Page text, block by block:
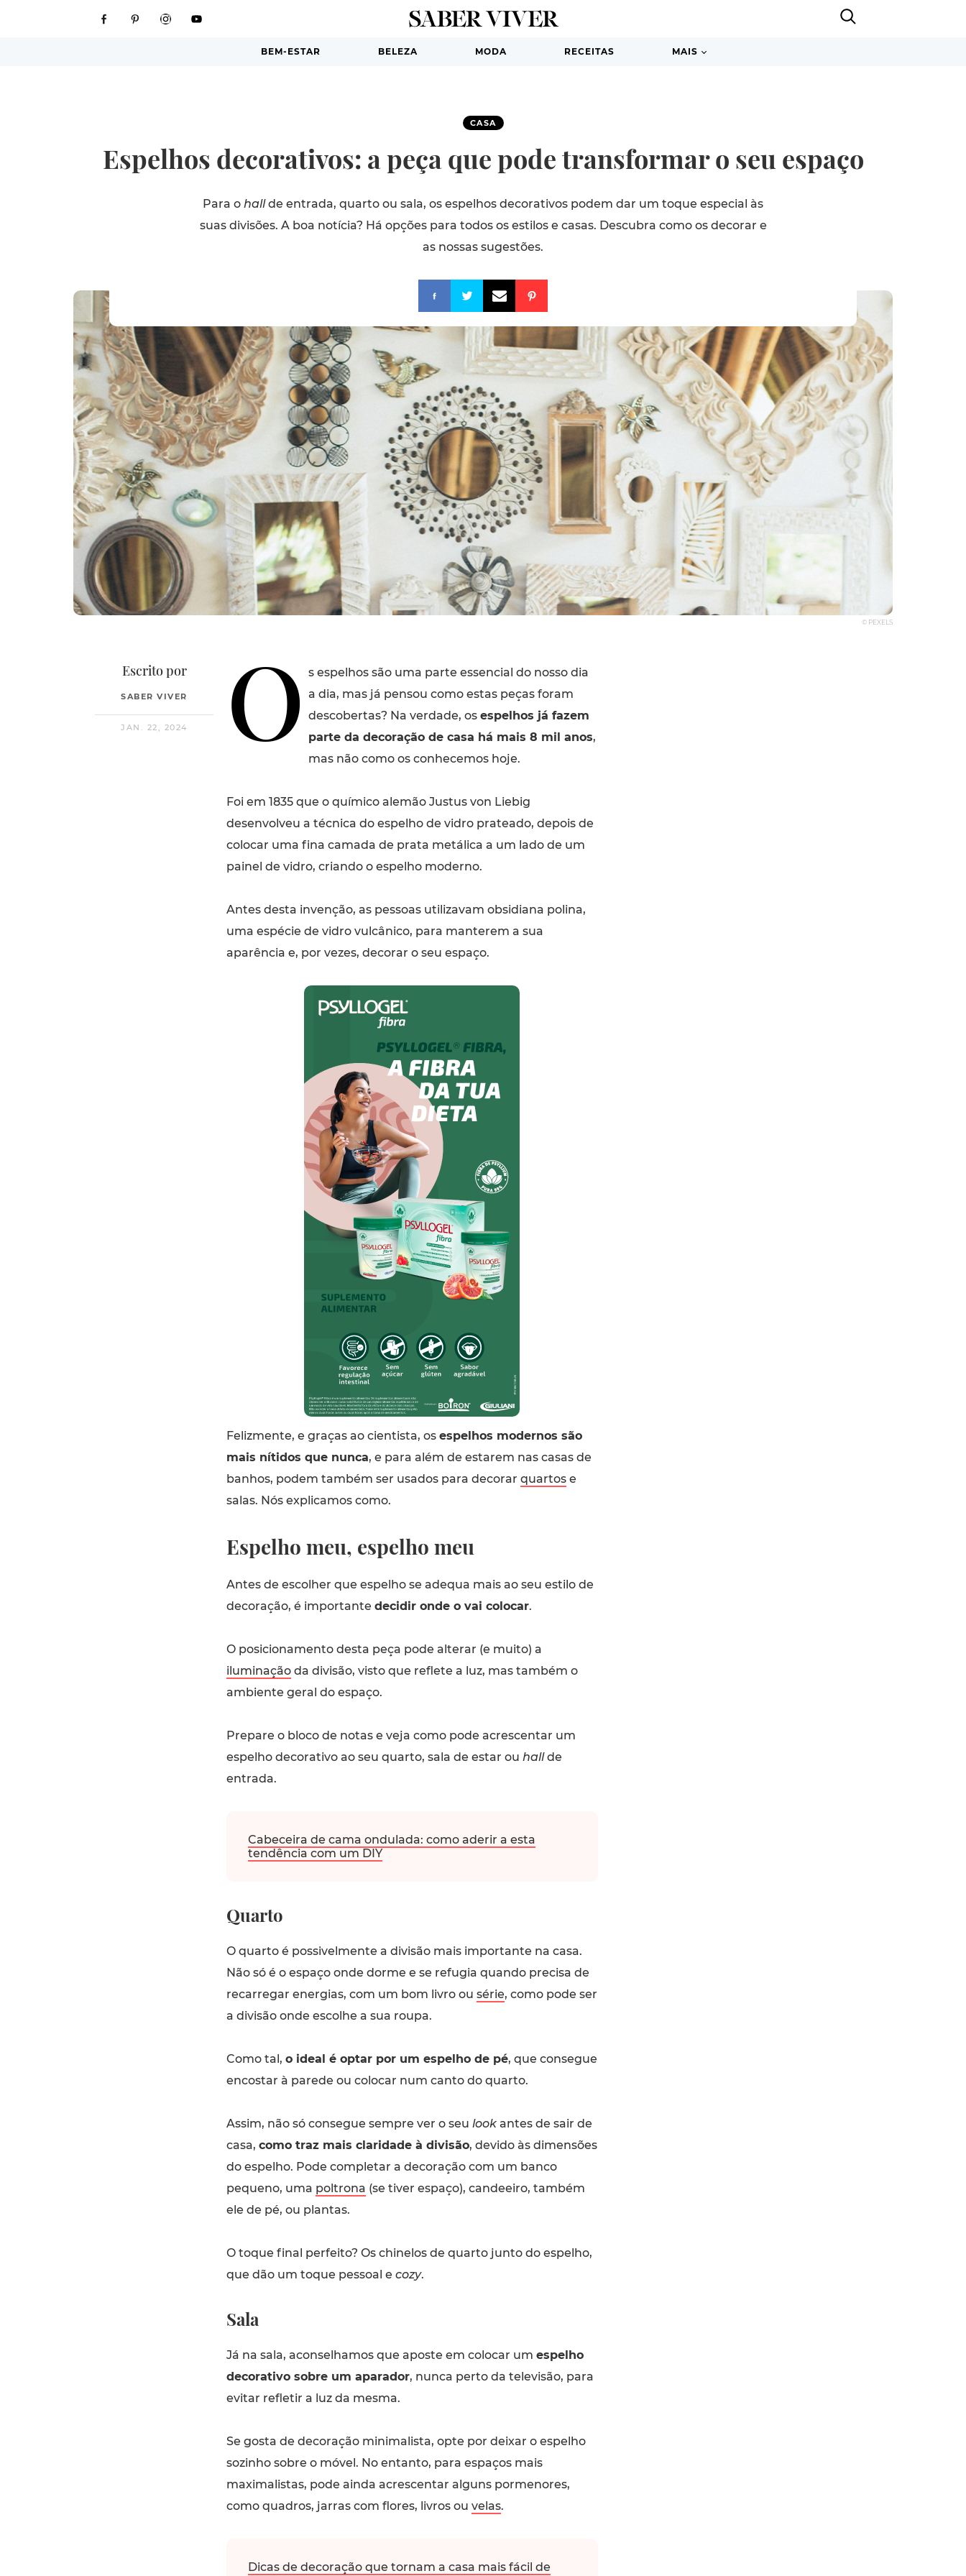
BEM-ESTAR BELEZA MODA RECEITAS MAIS
CASA
Espelhos decorativos: a peça que pode transformar o seu espaço
Para o hallde entrada, quarto ou sala, os espelhos decorativos podem dar um toque especial às
suas divisões. A boa notícia? Há opções para todos os estilos e casas. Descubra como os decorar e
as nossas sugestões.
© PEXELS
Escrito por
SABER VIVER
JAN. 22, 2024 O
s espelhos são uma parte essencial do nosso dia
a dia, mas já pensou como estas peças foram
descobertas? Na verdade, os espelhos já fazem
parte da decoração de casa há mais 8 mil anos,
mas não como os conhecemos hoje.
Foi em 1835 que o químico alemão Justus von Liebig
desenvolveu a técnica do espelho de vidro prateado, depois de
colocar uma fina camada de prata metálica a um lado de um
painel de vidro, criando o espelho moderno.
Antes desta invenção, as pessoas utilizavam obsidiana polina,
uma espécie de vidro vulcânico, para manterem a sua
aparência e, por vezes, decorar o seu espaço.
Felizmente, e graças ao cientista, os espelhos modernos são
mais nítidos que nunca, e para além de estarem nas casas de
banhos, podem também ser usados para decorar quartose
salas. Nós explicamos como.
Espelho meu, espelho meu
Antes de escolher que espelho se adequa mais ao seu estilo de
decoração, é importante decidir onde o vai colocar.
O posicionamento desta peça pode alterar (e muito) a
iluminaçãoda divisão, visto que reflete a luz, mas também o
ambiente geral do espaço.
Prepare o bloco de notas e veja como pode acrescentar um
espelho decorativo ao seu quarto, sala de estar ou hallde
entrada.
Cabeceira de cama ondulada: como aderir a esta
tendência com um DIY
Quarto
O quarto é possivelmente a divisão mais importante na casa.
Não só é o espaço onde dorme e se refugia quando precisa de
recarregar energias, com um bom livro ou série, como pode ser
a divisão onde escolhe a sua roupa.
Como tal, o ideal é optar por um espelho de pé, que consegue
encostar à parede ou colocar num canto do quarto.
Assim, não só consegue sempre ver o seu lookantes de sair de
casa, como traz mais claridade à divisão, devido às dimensões
do espelho. Pode completar a decoração com um banco
pequeno, uma poltrona (se tiver espaço), candeeiro, também
ele de pé, ou plantas.
O toque final perfeito? Os chinelos de quarto junto do espelho,
que dão um toque pessoal e cozy.
Sala
Já na sala, aconselhamos que aposte em colocar um espelho
decorativo sobre um aparador, nunca perto da televisão, para
evitar refletir a luz da mesma.
Se gosta de decoração minimalista, opte por deixar o espelho
sozinho sobre o móvel. No entanto, para espaços mais
maximalistas, pode ainda acrescentar alguns pormenores,
como quadros, jarras com flores, livros ou velas.
Dicas de decoração que tornam a casa mais fácil de